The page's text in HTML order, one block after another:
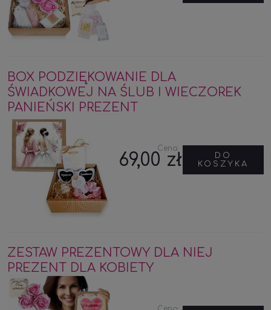
BOX PODZIĘKOWANIE DLA
ŚWIADKOWEJ NA ŚLUB I WIECZOREK
PANIEŃSKI PREZENT
Cena:
69,00 zł
DO
KOSZYKA
ZESTAW PREZENTOWY DLA NIEJ
PREZENT DLA KOBIETY